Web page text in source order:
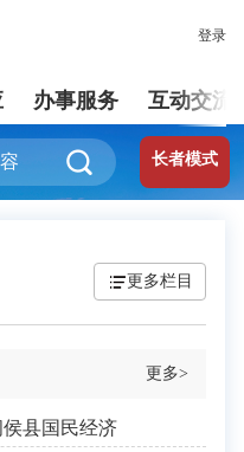
登录
办事服务 互动交流
长者模式
更多栏目
更多>
县国民经济